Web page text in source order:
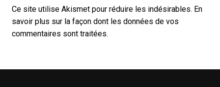
Ce site utilise Akismet pour réduire les indésirables. En
savoir plus sur la façon dont les données de vos
commentaires sont traitées.